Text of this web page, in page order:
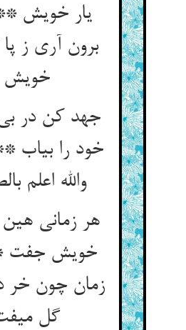
یار خویش
برون آری ز پا
خویش
جهد کن در
خود را بیاب
والله اعلم
هر زمانی هین
خویش جفت
زمان چون خر
گل